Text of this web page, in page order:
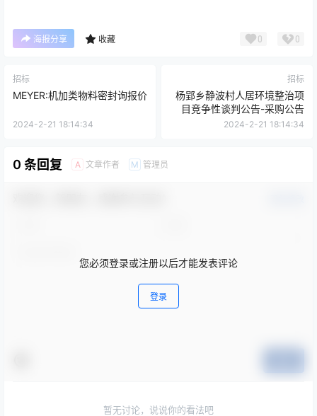
海报分享 收藏 0 0
招标
MEYER:机加类物料密封询报价
2024-2-21 18:14:34
招标
杨郢乡静波村人居环境整治项
目竞争性谈判公告-采购公告
2024-2-21 18:14:34
0 条回复 A 文章作者 M 管理员
您必须登录或注册以后才能发表评论
登录
暂无讨论，说说你的看法吧